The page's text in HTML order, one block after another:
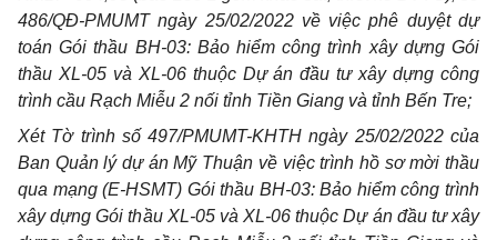
486/QĐ-PMUMT ngày 25/02/2022 về việc phê duyệt dự
toán Gói thầu BH-03: Bảo hiểm công trình xây dựng Gói
thầu XL-05 và XL-06 thuộc Dự án đầu tư xây dựng công
trình cầu Rạch Miễu 2 nối tỉnh Tiền Giang và tỉnh Bến Tre;
Xét Tờ trình số 497/PMUMT-KHTH ngày 25/02/2022 của
Ban Quản lý dự án Mỹ Thuận về việc trình hồ sơ mời thầu
qua mạng (E-HSMT) Gói thầu BH-03: Bảo hiểm công trình
xây dựng Gói thầu XL-05 và XL-06 thuộc Dự án đầu tư xây